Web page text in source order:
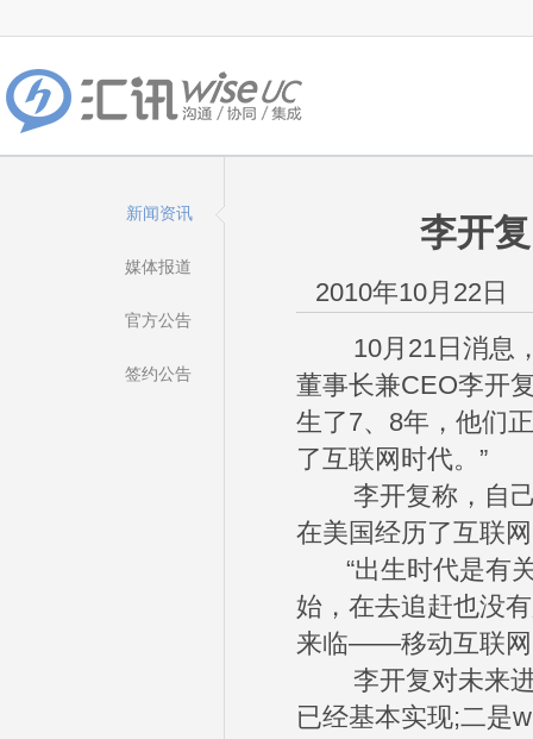
新闻资讯
媒体报道
官方公告
签约公告
李开
2010年10月22日
10月21日消息，
董事长兼CEO李开
生了7、8年，他们
了互联网时代。”
李开复称，自己
在美国经历了互联
“出生时代是有关
始，在去追赶也没
来临——移动互联网
李开复对未来进
已经基本实现;二是